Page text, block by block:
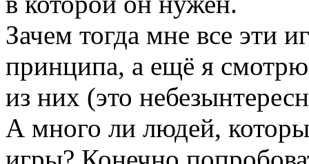
Зачем тогда мне все эти
принципа, а ещё я
из них (это
А много ли людей,